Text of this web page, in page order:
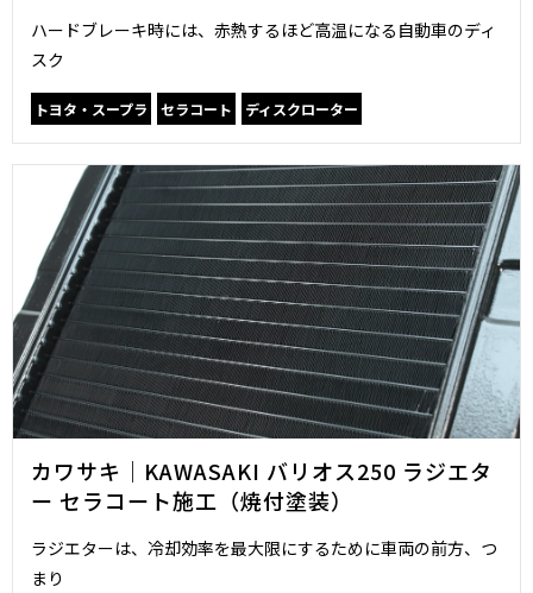
ハードブレーキ時には、赤熱するほど高温になる自動車のディ
スク
トヨタ・スープラ セラコート ディスクローター
カワサキ｜KAWASAKI バリオス250 ラジエタ
ー セラコート施工（焼付塗装）
ラジエターは、冷却効率を最大限にするために車両の前方、つ
まり